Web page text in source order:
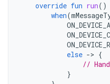
override fun run()
when(
else -> {
//
}